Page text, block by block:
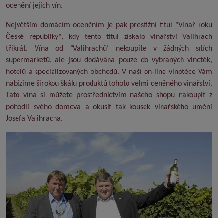
ocenění jejích vín.
Největším domácím oceněním je pak prestižní titul "Vinař roku
České republiky", kdy tento titul získalo vinařství Valihrach
třikrát. Vína od "Valihrachů" nekoupíte v žádných sítích
supermarketů, ale jsou dodávána pouze do vybraných vinoték,
hotelů a specializovaných obchodů. V naší on-line vinotéce Vám
nabízíme širokou škálu produktů tohoto velmi ceněného vinařství.
Tato vína si můžete prostřednictvím našeho shopu nakoupit z
pohodlí svého domova a okusit tak kousek vinařského umění
Josefa Valihracha.